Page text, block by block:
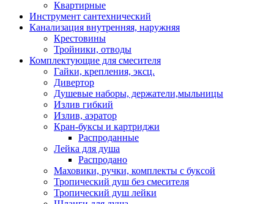
Квартирные
Инструмент сантехнический
Канализация внутренняя, наружняя
Крестовины
Тройники, отводы
Комплектующие для смесителя
Гайки, крепления, эксц.
Дивертор
Душевые наборы, держатели,мыльницы
Излив гибкий
Излив, аэратор
Кран-буксы и картриджи
Распроданные
Лейка для душа
Распродано
Маховики, ручки, комплекты с буксой
Тропический душ без смесителя
Тропический душ лейки